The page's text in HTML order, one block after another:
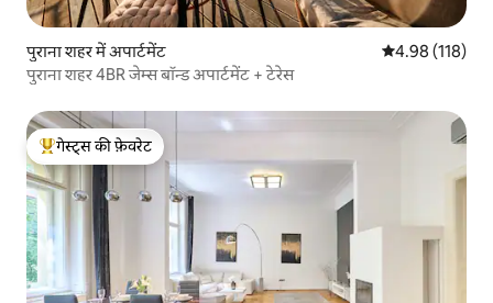
पुराना शहर में अपार्टमेंट औसत रेटिंग 5 में से
4.98 (118)
पुराना शहर 4BR जेम्स बॉन्ड अपार्टमेंट + टेरेस
गेस्ट्स का टॉप फ़ेवरेट
गेस्ट्स की फ़ेवरेट